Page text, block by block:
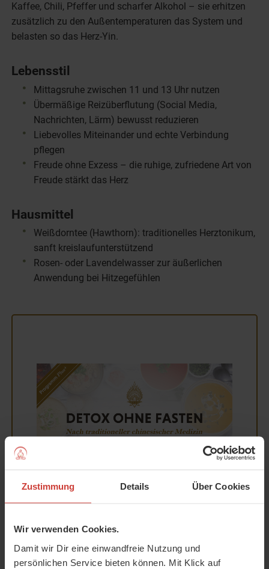
Zustimmung Details Über Cookies
Wir verwenden Cookies.
Damit wir Dir eine einwandfreie Nutzung und
persönlichen Service bieten können. Mit Klick auf
Kaffee, Chili, Pfeffer und scharfer Alkohol – sie erhitzen
zusätzlich zu den Außentemperaturen das System und
belasten so das Herz-Yin.
Lebensstil
Mittagsruhe zwischen 11 und 13 Uhr nutzen
Übermäßige Reizüberflutung (Social Media,
Nachrichten, Lärm) bewusst reduzieren
Liebevolles Miteinander und echte Verbindung
pflegen
Freude ohne Exzess – die ruhige, zufriedene Art von
Freude stärkt das Herz
Hausmittel
Weißdorntee (Hawthorn): traditionelles Herztonikum,
sanft kreislaufunterstützend
Rosen- oder Lavendelwasser zur äußerlichen
Anwendung bei Hitzegefühlen
entlasten
In 2 Wochen zu mehr Leichtigkeit – ganz